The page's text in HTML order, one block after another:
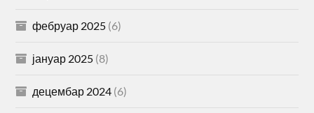
фебруар 2025 (6)
јануар 2025 (8)
децембар 2024 (6)